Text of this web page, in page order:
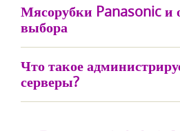
Мясорубки Panasonic и
выбора
Что такое
серверы?